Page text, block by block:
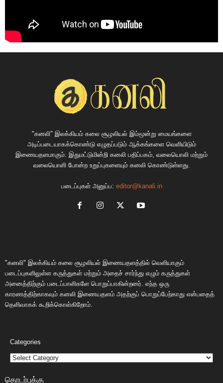
"கனலி" இலக்கியம் கலை சூழலியல் இம்மூன்று மையங்களை
அடிப்படையாகக்கொண்டு எழுதப்படும் ஆக்கங்களை வெளியிடும்
இணையதளமாகும். இதுமட்டுமின்றி கனலி பதிப்பகம், வலையொலி மற்றும்
வலையொளி போன்ற உறுப்புகளையும் கனலி கொண்டுள்ளது.
படைப்புகள் அனுப்ப: editor@kanali.in
"கனலி" இலக்கியம் கலை சூழலியல் இணையதளத்தில் வெளியாகும்
படைப்புகளிலுள்ள கருத்துகள் மற்றும் அதைச் சார்ந்து எழும் கருத்துகள்
அனைத்திற்கும் படைப்பாளிகளே பொறுப்பாகின்றனர். எந்த ஒரு
காரணத்திற்காகவும் கனலி இணையதளம் அதற்குப் பொறுப்பேற்காது என்பதைத்
தெளிவாகக் கூறிக்கொள்கிறோம்.
Categories
தொடர்புக்கு